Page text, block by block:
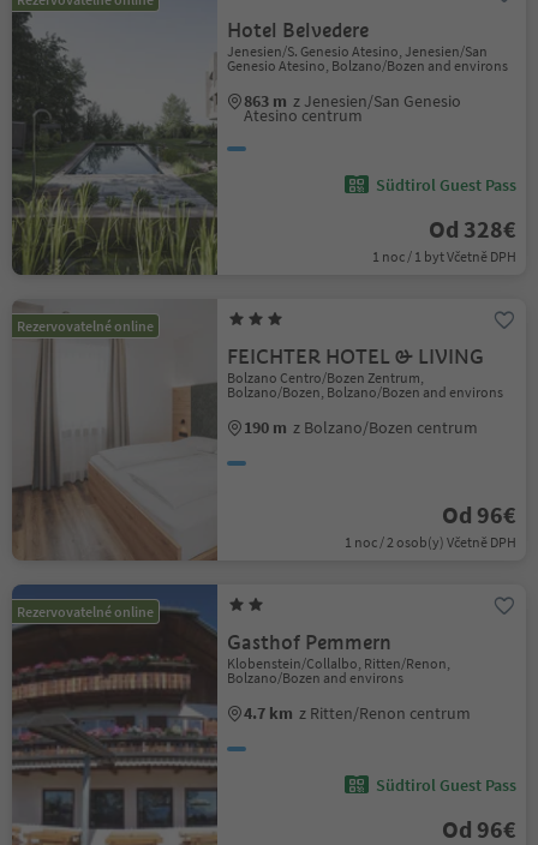
Hotel Belvedere
Jenesien/S. Genesio Atesino, Jenesien/San
Genesio Atesino, Bolzano/Bozen and environs
863 m z Jenesien/San Genesio
Atesino centrum
Südtirol Guest Pass
Od 328€
1 noc / 1 byt Včetně DPH
Rezervovatelné online
FEICHTER HOTEL & LIVING
Bolzano Centro/Bozen Zentrum,
Bolzano/Bozen, Bolzano/Bozen and environs
190 m z Bolzano/Bozen centrum
Od 96€
1 noc / 2 osob(y) Včetně DPH
Rezervovatelné online
Gasthof Pemmern
Klobenstein/Collalbo, Ritten/Renon,
Bolzano/Bozen and environs
4.7 km z Ritten/Renon centrum
Südtirol Guest Pass
Od 96€